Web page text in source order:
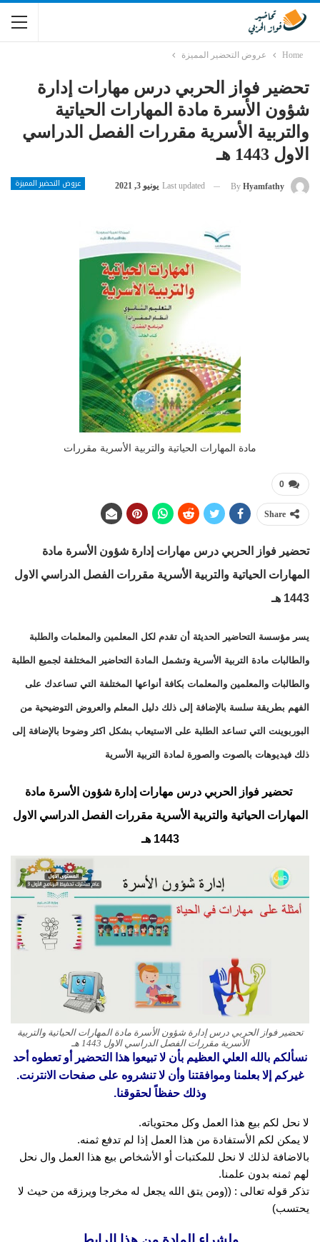
Home عروض التحضير المميزة
تحضير فواز الحربي درس مهارات إدارة
شؤون الأسرة مادة المهارات الحياتية
والتربية الأسرية مقررات الفصل الدراسي
الاول 1443 هـ
عروض التحضير المميزة By Hyamfathy
Last updated يونيو 3, 2021
مادة المهارات الحياتية والتربية الأسرية مقررات
0
Share
تحضير فواز الحربي درس مهارات إدارة شؤون الأسرة مادة
المهارات الحياتية والتربية الأسرية مقررات الفصل الدراسي الاول
1443 هـ
يسر مؤسسة التحاضير الحديثة أن تقدم لكل المعلمين والمعلمات والطلبة
والطالبات مادة التربية الأسرية وتشمل المادة التحاضير المختلفة لجميع الطلبة
والطالبات والمعلمين والمعلمات بكافة أنواعها المختلفة التي تساعدك على
الفهم بطريقة سلسة بالإضافة إلى ذلك دليل المعلم والعروض التوضيحية من
البوربوينت التي تساعد الطلبة على الاستيعاب بشكل اكثر وضوحا بالإضافة إلى
ذلك فيديوهات بالصوت والصورة لمادة التربية الأسرية
تحضير فواز الحربي درس مهارات إدارة شؤون الأسرة مادة
المهارات الحياتية والتربية الأسرية مقررات الفصل الدراسي الاول
1443 هـ
تحضير فواز الحربي درس إدارة شؤون الأسرة مادة المهارات الحياتية والتربية
الأسرية مقررات الفصل الدراسي الاول 1443 هـ
نسألكم بالله العلي العظيم بأن لا تبيعوا هذا التحضير أو تعطوه أحد
غيركم إلا بعلمنا وموافقتنا وأن لا تنشروه على صفحات الانترنت.
وذلك حفظاً لحقوقنا.
لا نحل لكم بيع هذا العمل وكل محتوياته.
لا يمكن لكم الأستفادة من هذا العمل إذا لم تدفع ثمنه.
بالاضافة لذلك لا نحل للمكتبات أو الأشخاص بيع هذا العمل وال نحل
لهم ثمنه بدون علمنا.
تذكر قوله تعالى : ((ومن يتق الله يجعل له مخرجا ويرزقه من حيث لا
يحتسب)